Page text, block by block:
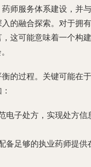
师服务体系建设，并与
的融合探索。对于拥有
这可能意味着一个构建
的过程。关键可能在于
电子处方，实现处方信
备足够的执业药师提供